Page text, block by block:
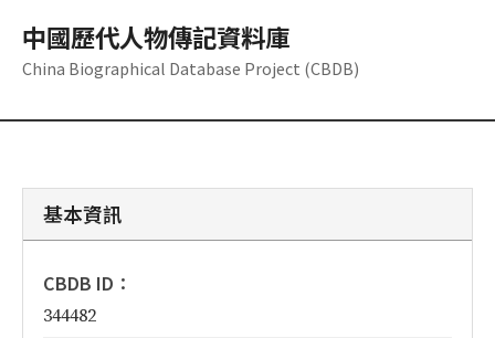
中國歷代人物傳記資料庫
China Biographical Database Project (CBDB)
基本資訊
CBDB ID：
344482